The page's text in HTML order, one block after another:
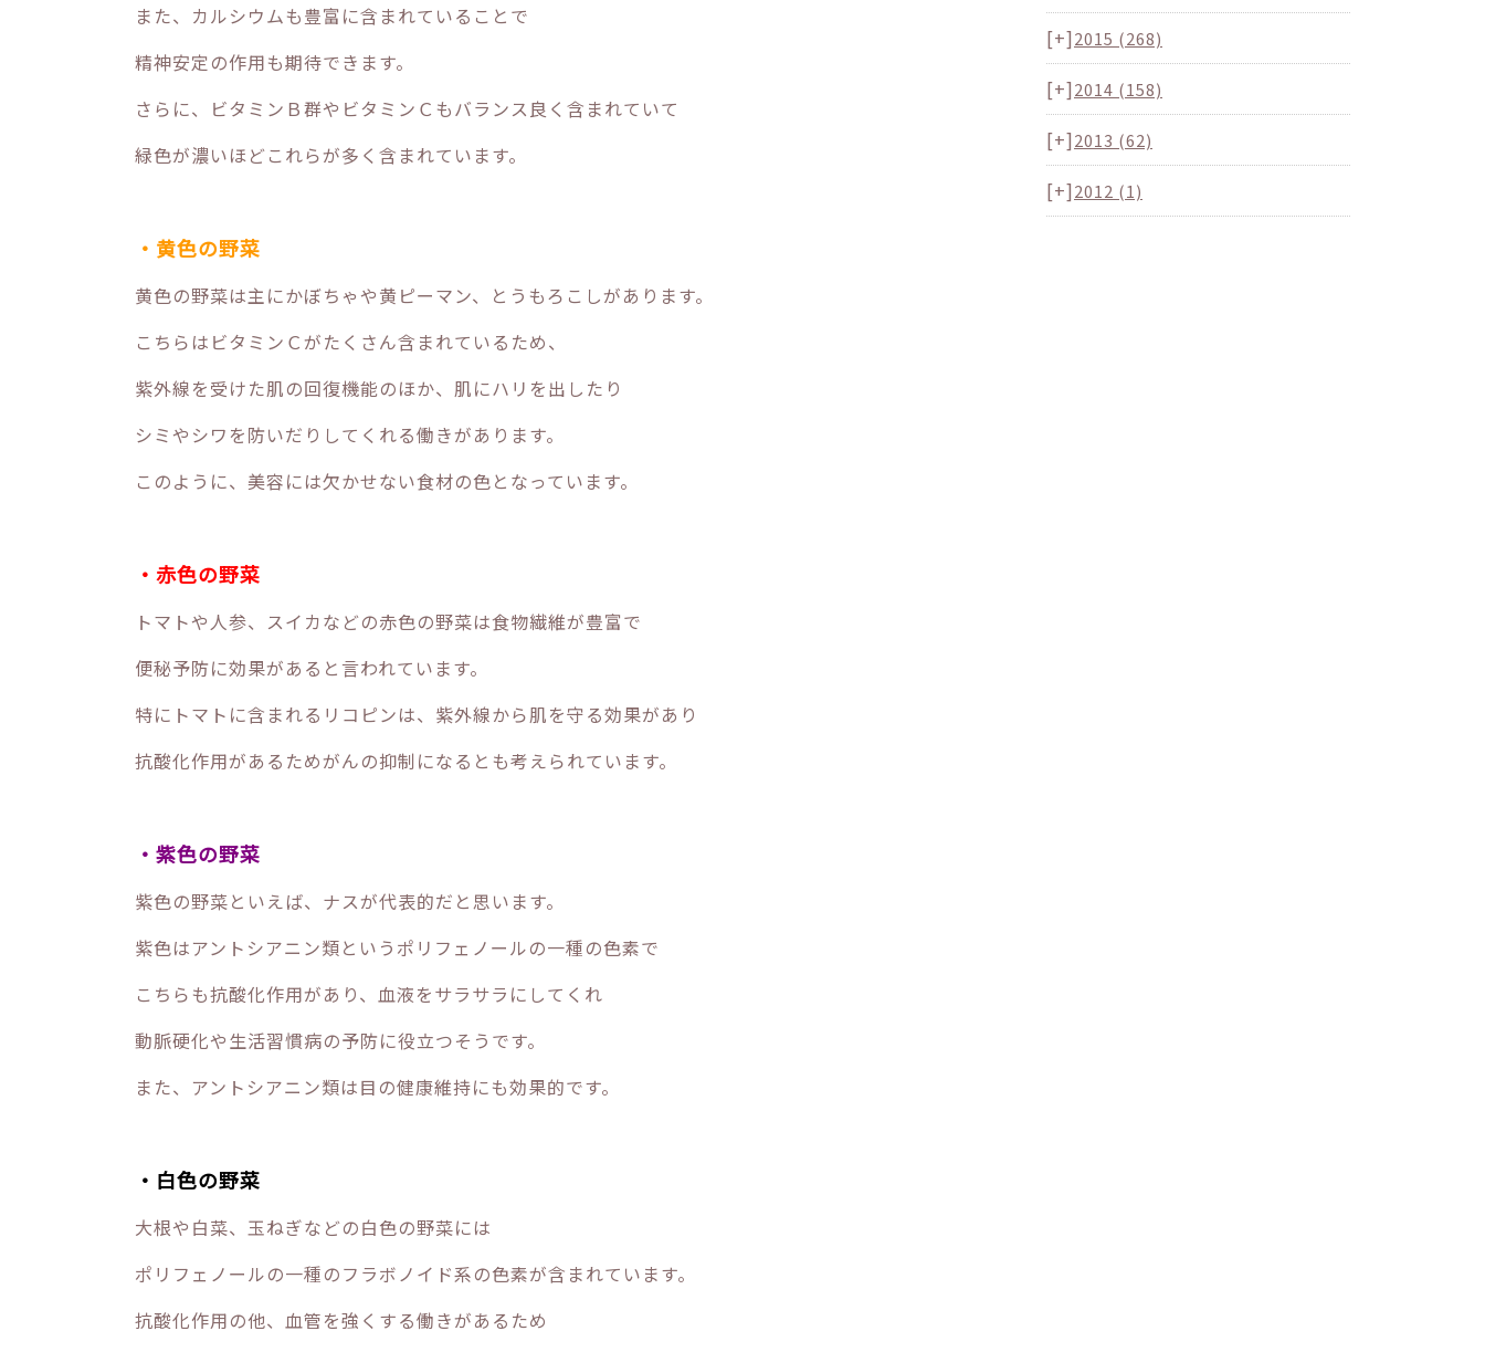
また、カルシウムも豊富に含まれていることで
精神安定の作用も期待できます。
さらに、ビタミンＢ群やビタミンＣもバランス良く含まれていて
緑色が濃いほどこれらが多く含まれています。
・黄色の野菜
黄色の野菜は主にかぼちゃや黄ピーマン、とうもろこしがあります。
こちらはビタミンＣがたくさん含まれているため、
紫外線を受けた肌の回復機能のほか、肌にハリを出したり
シミやシワを防いだりしてくれる働きがあります。
このように、美容には欠かせない食材の色となっています。
・赤色の野菜
トマトや人参、スイカなどの赤色の野菜は食物繊維が豊富で
便秘予防に効果があると言われています。
特にトマトに含まれるリコピンは、紫外線から肌を守る効果があり
抗酸化作用があるためがんの抑制になるとも考えられています。
・紫色の野菜
紫色の野菜といえば、ナスが代表的だと思います。
紫色はアントシアニン類というポリフェノールの一種の色素で
こちらも抗酸化作用があり、血液をサラサラにしてくれ
動脈硬化や生活習慣病の予防に役立つそうです。
また、アントシアニン類は目の健康維持にも効果的です。
・白色の野菜
大根や白菜、玉ねぎなどの白色の野菜には
ポリフェノールの一種のフラボノイド系の色素が含まれています。
抗酸化作用の他、血管を強くする働きがあるため
[+]2015 (268)
[+]2014 (158)
[+]2013 (62)
[+]2012 (1)